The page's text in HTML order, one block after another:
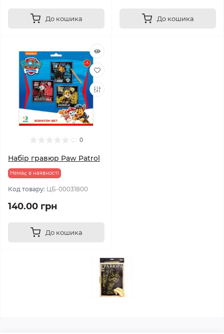
До кошика До кошика
0
Набір гравюр Paw Patrol
Немає в наявності
Код товару: ЦБ-00031800
140.00 грн
До кошика